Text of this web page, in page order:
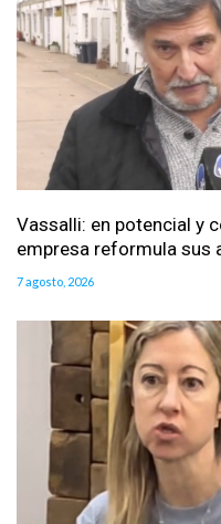
Vassalli: en potencial y
empresa reformula sus
7 agosto, 2026